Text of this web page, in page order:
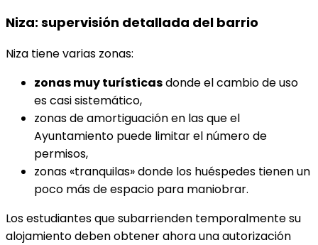
Niza: supervisión detallada del barrio
Niza tiene varias zonas:
zonas muy turísticasdonde el cambio de uso
es casi sistemático,
zonas de amortiguación en las que el
Ayuntamiento puede limitar el número de
permisos,
zonas «tranquilas» donde los huéspedes tienen un
poco más de espacio para maniobrar.
Los estudiantes que subarrienden temporalmente su
alojamiento deben obtener ahora una autorización